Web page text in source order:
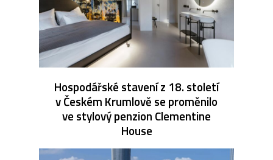
Hospodářské stavení z 18. století
v Českém Krumlově se proměnilo
ve stylový penzion Clementine
House